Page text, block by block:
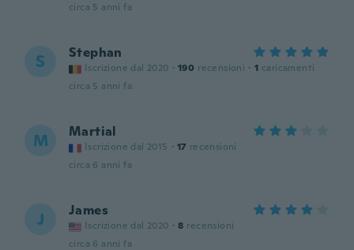
circa 5 anni fa
S Stephan
Iscrizione dal 2020 · 190 recensioni · 1 caricamenti
circa 5 anni fa
M Martial
Iscrizione dal 2015 · 17 recensioni
circa 6 anni fa
J James
Iscrizione dal 2020 · 8 recensioni
circa 6 anni fa